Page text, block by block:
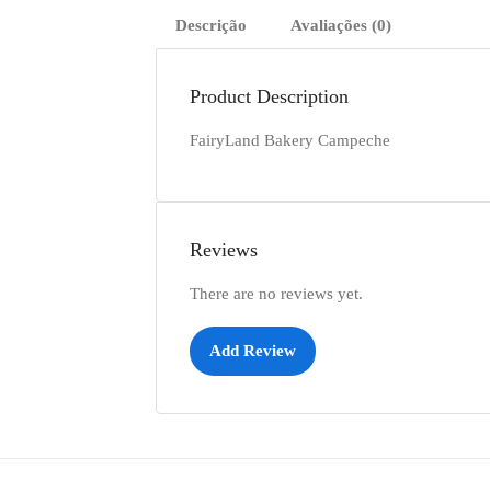
Descrição Avaliações (0)
Product Description
FairyLand Bakery Campeche
Reviews
There are no reviews yet.
Add Review